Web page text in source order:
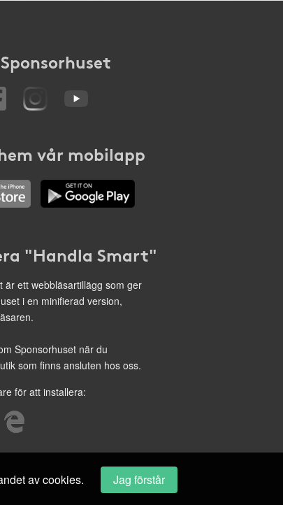
vår mobilapp
"Handla Smart"
är ett webbläsartillägg som ger
i en minifierad version,
Sponsorhuset när du
som finns ansluten hos oss.
för att installera:
av cookies. Jag förstår